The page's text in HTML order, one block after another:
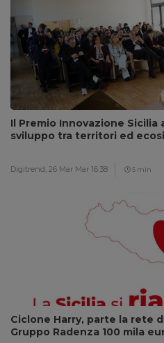
Il Premio Innovazione Sicilia
sviluppo tra territori ed
Digitrend, 26 Mar Mar 16:38 5 min
Ciclone Harry, parte la rete
Gruppo Radenza 100 mila